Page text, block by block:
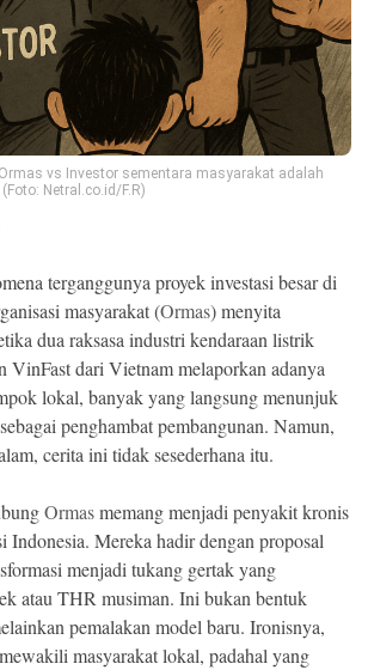
vs Investor sementara masyarakat adalah
Netral.co.id/F.R)
terganggunya proyek investasi besar di
masyarakat (Ormas) menyita
dua raksasa industri kendaraan listrik
VinFast dari Vietnam melaporkan adanya
lokal, banyak yang langsung menunjuk
penghambat pembangunan. Namun,
cerita ini tidak sesederhana itu.
Ormasmemang menjadi penyakit kronis
Indonesia. Mereka hadir dengan proposal
menjadi tukang gertak yang
atau THR musiman. Ini bukan bentuk
pemalakan model baru. Ironisnya,
masyarakat lokal, padahal yang